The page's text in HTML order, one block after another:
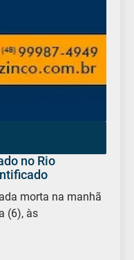
no Rio
morta na manhã
(6), às